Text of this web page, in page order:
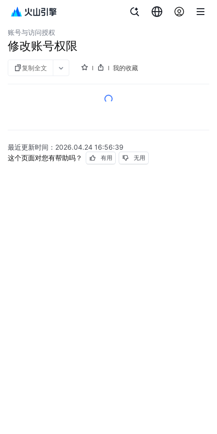
云数据库 MySQL 版
账号与访问授权
修改账号权限
复制全文 我的收藏
最近更新时间： 2026.04.24 16:56:39
这个页面对您有帮助吗？
有用 无用